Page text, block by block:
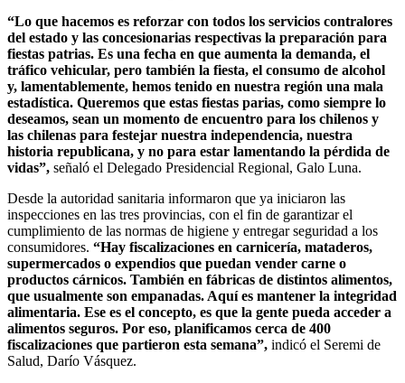
“Lo que hacemos es reforzar con todos los servicios contralores
del estado y las concesionarias respectivas la preparación para
fiestas patrias. Es una fecha en que aumenta la demanda, el
tráfico vehicular, pero también la fiesta, el consumo de alcohol
y, lamentablemente, hemos tenido en nuestra región una mala
estadística. Queremos que estas fiestas parias, como siempre lo
deseamos, sean un momento de encuentro para los chilenos y
las chilenas para festejar nuestra independencia, nuestra
historia republicana, y no para estar lamentando la pérdida de
vidas”, señaló el Delegado Presidencial Regional, Galo Luna.
Desde la autoridad sanitaria informaron que ya iniciaron las
inspecciones en las tres provincias, con el fin de garantizar el
cumplimiento de las normas de higiene y entregar seguridad a los
consumidores. “Hay fiscalizaciones en carnicería, mataderos,
supermercados o expendios que puedan vender carne o
productos cárnicos. También en fábricas de distintos alimentos,
que usualmente son empanadas. Aquí es mantener la integridad
alimentaria. Ese es el concepto, es que la gente pueda acceder a
alimentos seguros. Por eso, planificamos cerca de 400
fiscalizaciones que partieron esta semana”, indicó el Seremi de
Salud, Darío Vásquez.